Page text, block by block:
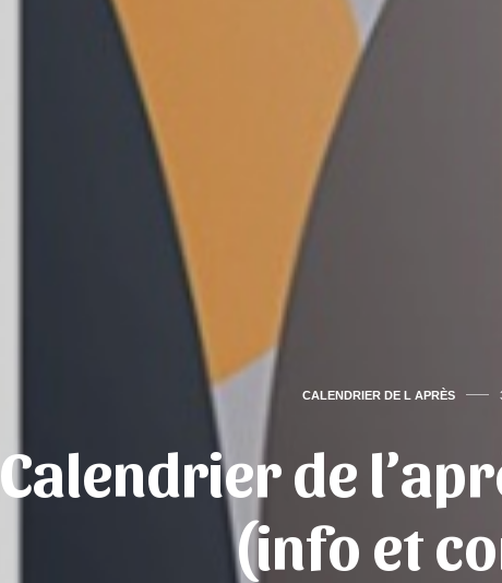
CALENDRIER DE L APRÈS
Calendrier de
(info et